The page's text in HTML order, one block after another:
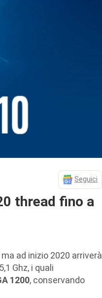
Seguici
thread fino a
ad inizio 2020 arriverà
Ghz, i quali
1200, conservando